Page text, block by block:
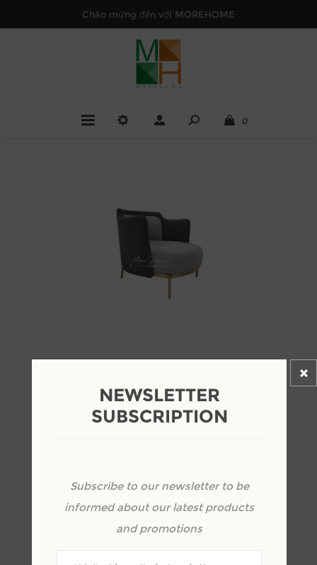
Chào mừng đến với MOREHOME
0
MẪU SOFA NỈ CHÂN INOX
MẠ VÀNG ĐỘC ĐÁO VÀ
nhà chế tạo: MORESOFA
SKU:
SH000033
NEWSLETTER
SUBSCRIPTION
Subscribe to our newsletter to be
informed about our latest products
and promotions